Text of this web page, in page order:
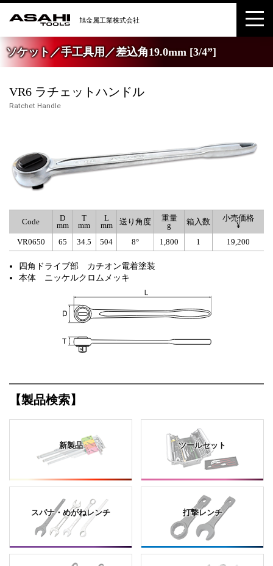
ソケット／手工具用／差込角19.0mm [3/4”]
VR6 ラチェットハンドル
Ratchet Handle
Code
D
mm
T
mm
L
mm
送り角度
重量
g
箱入数
小売価格
¥
VR0650
65 34.5 504 8° 1,800 1 19,200
四角ドライブ部 カチオン電着塗装
本体 ニッケルクロムメッキ
【製品検索】
新製品 ツールセット
スパナ・めがねレンチ 打撃レンチ